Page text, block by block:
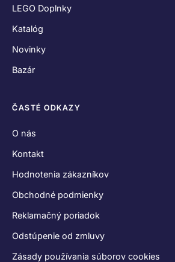
LEGO Doplnky
Katalóg
Novinky
Bazár
ČASTÉ ODKAZY
O nás
Kontakt
Hodnotenia zákazníkov
Obchodné podmienky
Reklamačný poriadok
Odstúpenie od zmluvy
Zásady používania súborov cookies